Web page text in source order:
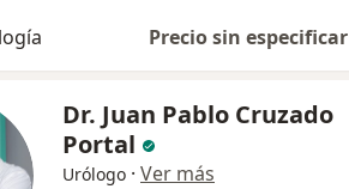
Precio sin especificar
Dr. Juan Pablo Cruzado
Portal
Urólogo · Ver más